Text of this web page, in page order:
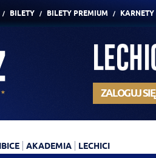
BILETY BILETY PREMIUM KARNETY
ZALOGUJ SIĘ
AKADEMIA LECHICI